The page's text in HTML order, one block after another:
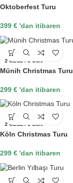
Oktoberfest Turu
399 € 'dan itibaren
ALMANYA
2 GECE / 3 GÜN
Münih Christmas Turu
299 € 'dan itibaren
ALMANYA
2 GECE / 3 GÜN
Köln Christmas Turu
299 € 'dan itibaren
ALMANYA